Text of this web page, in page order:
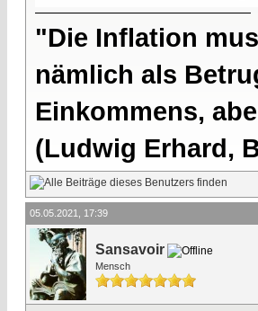
"Die Inflation
nämlich als
Einkommens,
(Ludwig Erhard,
05.05.2021, 17:39
Sansavoir
Mensch